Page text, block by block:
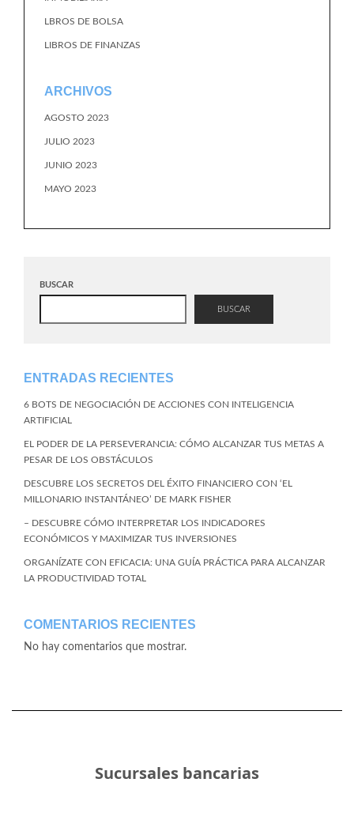
LBROS DE BOLSA
LIBROS DE FINANZAS
ARCHIVOS
AGOSTO 2023
JULIO 2023
JUNIO 2023
MAYO 2023
BUSCAR
BUSCAR
ENTRADAS RECIENTES
6 BOTS DE NEGOCIACIÓN DE ACCIONES CON INTELIGENCIA
ARTIFICIAL
EL PODER DE LA PERSEVERANCIA: CÓMO ALCANZAR TUS METAS A
PESAR DE LOS OBSTÁCULOS
DESCUBRE LOS SECRETOS DEL ÉXITO FINANCIERO CON ‘EL
MILLONARIO INSTANTÁNEO’ DE MARK FISHER
– DESCUBRE CÓMO INTERPRETAR LOS INDICADORES
ECONÓMICOS Y MAXIMIZAR TUS INVERSIONES
ORGANÍZATE CON EFICACIA: UNA GUÍA PRÁCTICA PARA ALCANZAR
LA PRODUCTIVIDAD TOTAL
COMENTARIOS RECIENTES
No hay comentarios que mostrar.
Sucursales bancarias